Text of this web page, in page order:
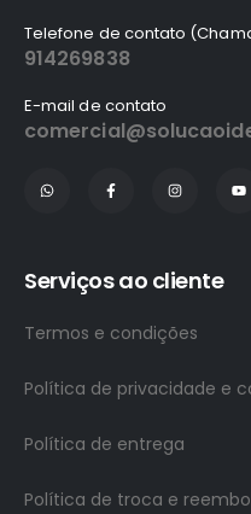
Telefone de contato
914269838
E-mail de contato
Serviços ao cliente
Termos e condições
Política de privacidade e
Política de entrega
Política de troca e